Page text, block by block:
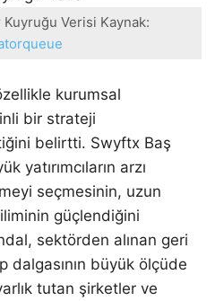
Verisi Kaynak:
kurumsal
bir strateji
belirtti. Swyftx Baş
yatırımcıların arzı
seçmesinin, uzun
güçlendiğini
sektörden alınan geri
büyük ölçüde
tutan şirketler ve